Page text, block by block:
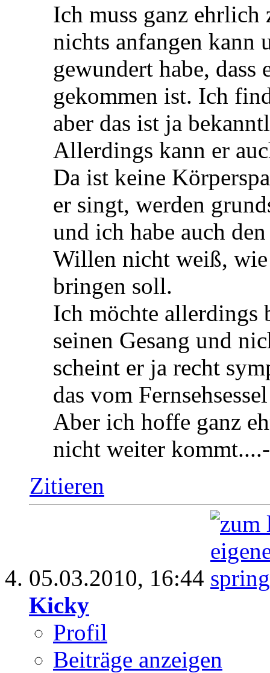
Ich muss ganz ehrlich
nichts anfangen kann
gewundert habe, dass
gekommen ist. Ich
aber das ist ja
Allerdings kann er
Da ist keine
er singt, werden
und ich habe auch
Willen nicht weiß,
bringen soll.
Ich möchte allerdings
seinen Gesang und
scheint er ja recht
das vom
Aber ich hoffe ganz
nicht weiter
Zitieren
05.03.2010, 16:44
Kicky
Profil
Beiträge anzeigen